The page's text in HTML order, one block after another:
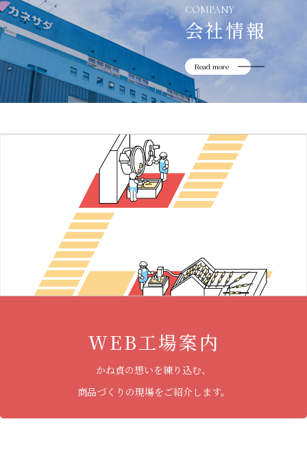
COMPANY
会社情報
Read more
WEB工場案内
かね貞の想いを練り込む、
商品づくりの現場をご紹介します。